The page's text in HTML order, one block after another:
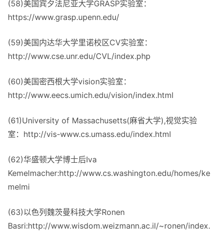
(58)美国宾夕法尼亚大学GRASP实验室：
https://www.grasp.upenn.edu/
(59)美国内达华大学里诺校区CV实验室：
http://www.cse.unr.edu/CVL/index.php
(60)美国密西根大学vision实验室：
http://www.eecs.umich.edu/vision/index.html
(61)University of Massachusetts(麻省大学),视觉实验
室：http://vis-www.cs.umass.edu/index.html
(62)华盛顿大学博士后Iva
Kemelmacher:http://www.cs.washington.edu/homes/ke
melmi
(63)以色列魏茨曼科技大学Ronen
Basri:http://www.wisdom.weizmann.ac.il/~ronen/index.